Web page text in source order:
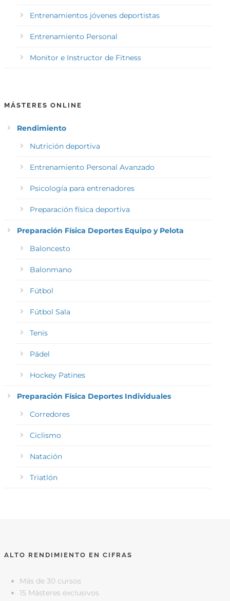
Entrenamientos jóvenes deportistas
Entrenamiento Personal
Monitor e Instructor de Fitness
MÁSTERES ONLINE
Rendimiento
Nutrición deportiva
Entrenamiento Personal Avanzado
Psicología para entrenadores
Preparación física deportiva
Preparación Física Deportes Equipo y Pelota
Baloncesto
Balonmano
Fútbol
Fútbol Sala
Tenis
Pádel
Hockey Patines
Preparación Física Deportes Individuales
Corredores
Ciclismo
Natación
Triatlón
ALTO RENDIMIENTO EN CIFRAS
Más de 30 cursos
15 Másteres exclusivos